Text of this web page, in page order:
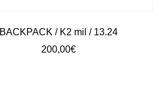
BACKPACK / K2 mil / 13.24
200,00€